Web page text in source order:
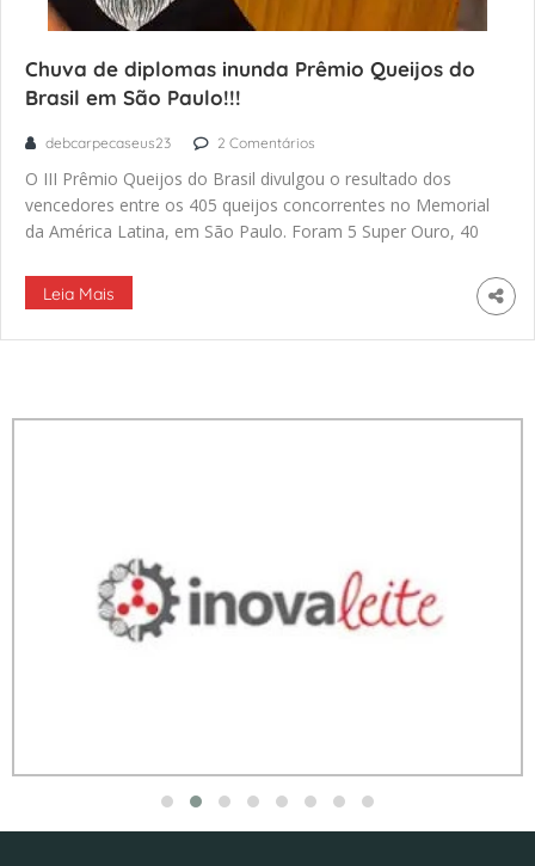
Chuva de diplomas inunda Prêmio Queijos do
Brasil em São Paulo!!!
debcarpecaseus23 2 Comentários
O III Prêmio Queijos do Brasil divulgou o resultado dos
vencedores entre os 405 queijos concorrentes no Memorial
da América Latina, em São Paulo. Foram 5 Super Ouro, 40
distribuídos aos produtores presentes. “Esse ano foi muito
legal, fizemos um treinamento antes com os jurados, […]
Leia Mais